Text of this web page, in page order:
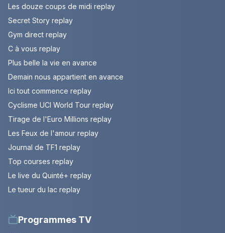
Les douze coups de midi replay
Secret Story replay
Gym direct replay
C à vous replay
Plus belle la vie en avance
Demain nous appartient en avance
Ici tout commence replay
Cyclisme UCI World Tour replay
Tirage de l'Euro Millions replay
Les Feux de l'amour replay
Journal de TF1 replay
Top courses replay
Le live du Quinté+ replay
Le tueur du lac replay
Programmes TV